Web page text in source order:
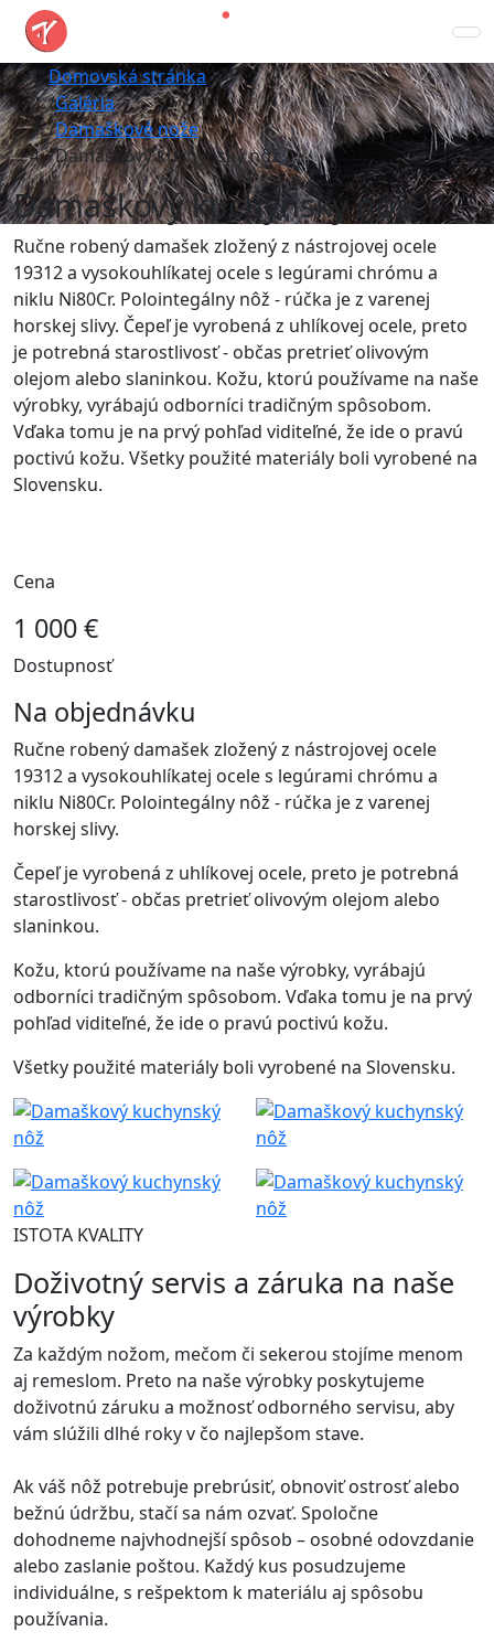
Domovská stránka
Galéria
Damaškové nože
Damaškový kuchynský nôž
Damaškový kuchynský nôž
Ručne robený damašek zložený z nástrojovej ocele
19312 a vysokouhlíkatej ocele s legúrami chrómu a
niklu Ni80Cr. Polointegálny nôž - rúčka je z varenej
horskej slivy. Čepeľ je vyrobená z uhlíkovej ocele, preto
je potrebná starostlivosť - občas pretrieť olivovým
olejom alebo slaninkou. Kožu, ktorú používame na naše
výrobky, vyrábajú odborníci tradičným spôsobom.
Vďaka tomu je na prvý pohľad viditeľné, že ide o pravú
poctivú kožu. Všetky použité materiály boli vyrobené na
Slovensku.
Cena
1 000 €
Dostupnosť
Na objednávku
Ručne robený damašek zložený z nástrojovej ocele
19312 a vysokouhlíkatej ocele s legúrami chrómu a
niklu Ni80Cr. Polointegálny nôž - rúčka je z varenej
horskej slivy.
Čepeľ je vyrobená z uhlíkovej ocele, preto je potrebná
starostlivosť - občas pretrieť olivovým olejom alebo
slaninkou.
Kožu, ktorú používame na naše výrobky, vyrábajú
odborníci tradičným spôsobom. Vďaka tomu je na prvý
pohľad viditeľné, že ide o pravú poctivú kožu.
Všetky použité materiály boli vyrobené na Slovensku.
ISTOTA KVALITY
Doživotný servis a záruka na naše
výrobky
Za každým nožom, mečom či sekerou stojíme menom
aj remeslom. Preto na naše výrobky poskytujeme
doživotnú záruku a možnosť odborného servisu, aby
vám slúžili dlhé roky v čo najlepšom stave.
Ak váš nôž potrebuje prebrúsiť, obnoviť ostrosť alebo
bežnú údržbu, stačí sa nám ozvať. Spoločne
dohodneme najvhodnejší spôsob – osobné odovzdanie
alebo zaslanie poštou. Každý kus posudzujeme
individuálne, s rešpektom k materiálu aj spôsobu
používania.